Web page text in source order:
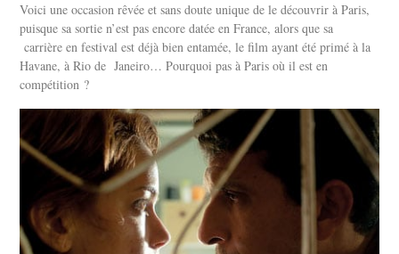
Voici une occasion rêvée et sans doute unique de le découvrir à Paris,
puisque sa sortie n’est pas encore datée en France, alors que sa
carrière en festival est déjà bien entamée, le film ayant été primé à la
Havane, à Rio de Janeiro… Pourquoi pas à Paris où il est en
compétition ?